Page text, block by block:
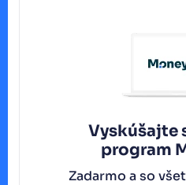
Vyskúšajte
program
Zadarmo a so